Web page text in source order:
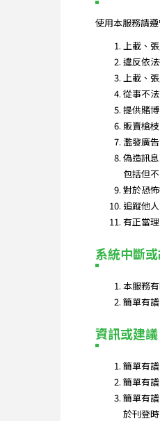
使用本服務請
上載、
違反依
上載、
從事不
提供賭
販賣槍
濫發廣
偽造訊
包括但
對於恐
追蹤他
有正當
系統中斷
本服務
簡單有
資訊或建議
簡單有
簡單有
簡單有
於刊登